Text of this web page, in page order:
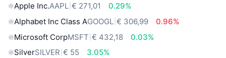
Apple Inc.AAPL € 271,01
0.29%
Alphabet Inc Class AGOOGL € 306,99
0.96%
Microsoft CorpMSFT € 432,18
0.03%
SilverSILVER € 55
3.05%